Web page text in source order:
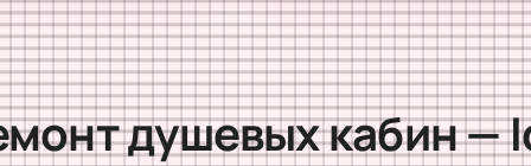
душевых кабин —